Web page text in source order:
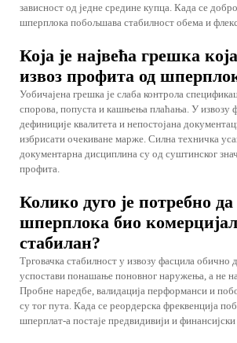
зависност од једне средине купца. Када се
шперплока побољшава стабилност обема и
Која је највећа грешка
извоз профита од
Уобичајена грешка је слаба контрола
спорова, попуста и кашњења плаћања. У извозу
дефиниције квалитета и непостојана
избрисати очекиване марже. Силна техничка
документарна дисциплина су од суштинског
профита.
Колико дуго је потребно
шперплока био
стабилан?
Трговачка стабилност у извозу фасцила обично
успостави понашање поновног наружења, а не
Пробне наредбе, валидација перформанси и
су тог пута. Када се реордерска фреквенција
шперплат-а постаје предвидивији и